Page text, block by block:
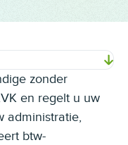
zonder
en regelt u uw
administratie,
btw-